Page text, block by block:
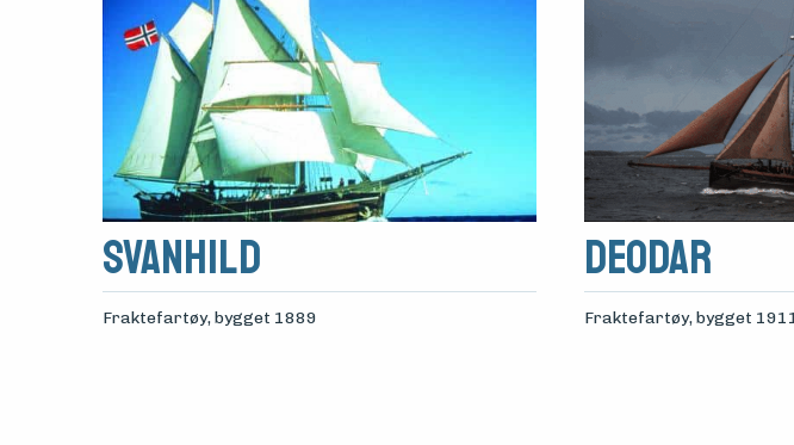
Svanhild
Fraktefartøy, bygget 1889
DEODAR
Fraktefartøy, bygget